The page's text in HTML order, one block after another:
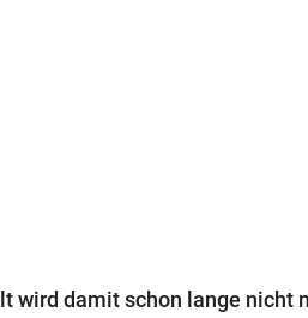
wird damit schon lange nicht